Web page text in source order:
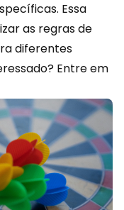
Essa
as regras de
diferentes
Entre em